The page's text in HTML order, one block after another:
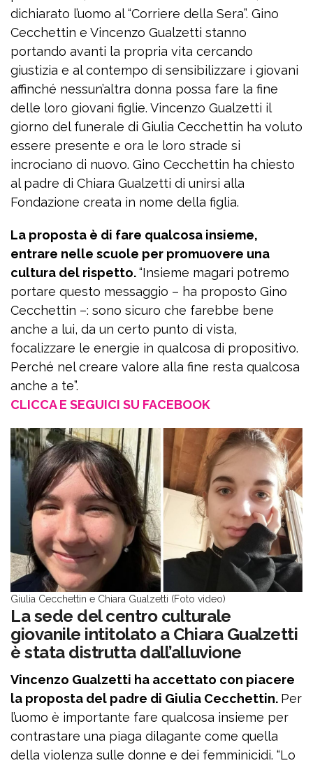
dichiarato l’uomo al “Corriere della Sera”. Gino
Cecchettin e Vincenzo Gualzetti stanno
portando avanti la propria vita cercando
giustizia e al contempo di sensibilizzare i giovani
affinché nessun’altra donna possa fare la fine
delle loro giovani figlie. Vincenzo Gualzetti il
giorno del funerale di Giulia Cecchettin ha voluto
essere presente e ora le loro strade si
incrociano di nuovo. Gino Cecchettin ha chiesto
al padre di Chiara Gualzetti di unirsi alla
Fondazione creata in nome della figlia.
La proposta è di fare qualcosa insieme,
entrare nelle scuole per promuovere una
cultura del rispetto.“Insieme magari potremo
portare questo messaggio – ha proposto Gino
Cecchettin –: sono sicuro che farebbe bene
anche a lui, da un certo punto di vista,
focalizzare le energie in qualcosa di propositivo.
Perché nel creare valore alla fine resta qualcosa
anche a te”.
CLICCA E SEGUICI SU FACEBOOK
Giulia Cecchettin e Chiara Gualzetti (Foto video)
La sede del centro culturale
giovanile intitolato a Chiara Gualzetti
è stata distrutta dall’alluvione
Vincenzo Gualzetti ha accettato con piacere
la proposta del padre di Giulia Cecchettin. Per
l’uomo è importante fare qualcosa insieme per
contrastare una piaga dilagante come quella
della violenza sulle donne e dei femminicidi. “Lo